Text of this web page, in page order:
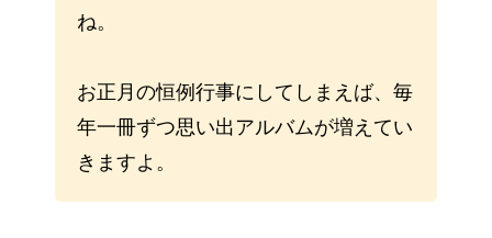
ね。
お正月の恒例行事にしてしまえば、毎
年一冊ずつ思い出アルバムが増えてい
きますよ。